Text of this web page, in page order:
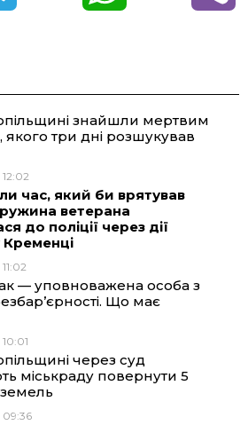
e
r
m
t
A
p
знайшли мертвим
якого три дні розшукував
час, який би врятував
ветерана
до поліції через дії
Кременці
— уповноважена особа з
Що має
через суд
міськраду повернути 5
земель
09:36